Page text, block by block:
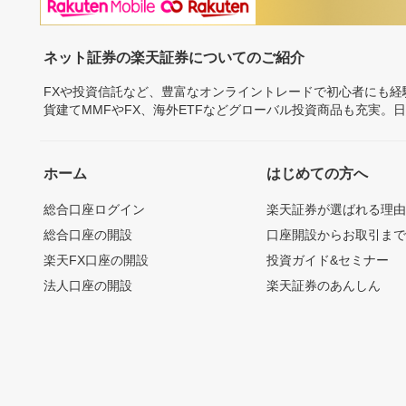
ネット証券の楽天証券についてのご紹介
FXや投資信託など、豊富なオンライントレードで初心者にも
貨建てMMFやFX、海外ETFなどグローバル投資商品も充実。
ホーム
総合口座ログイン
総合口座の開設
楽天FX口座の開設
法人口座の開設
はじめての方へ
楽天証券が選ばれる理由
口座開設からお取引ま
投資ガイド&セミナー
楽天証券のあんしん